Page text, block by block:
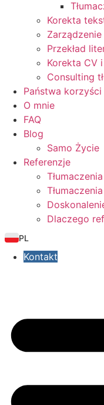
Korekta
Przekład
Korekta CV
Consulting
Państwa korzyści
O mnie
FAQ
Blog
Samo Życie
Referenzje
Dlaczego
PL
Kontakt